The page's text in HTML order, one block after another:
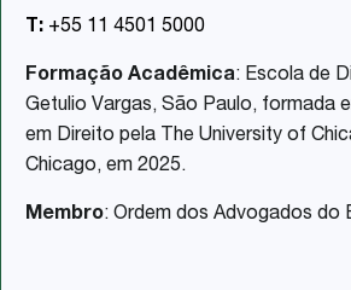
T: +55 11 4501 5000
Formação Acadêmica: Escola de
Getulio Vargas, São Paulo, formada
em Direito pela The University of
Chicago, em 2025.
Membro: Ordem dos Advogados do